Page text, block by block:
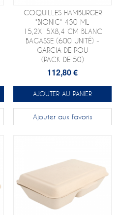
COQUILLES HAMBURGER
"BIONIC" 450 ML
15,2X15X8,4 CM BLANC
BAGASSE (600 UNITÉ) -
GARCIA DE POU
(PACK DE 50)
112,80 €
AJOUTER AU PANIER
Ajouter aux favoris